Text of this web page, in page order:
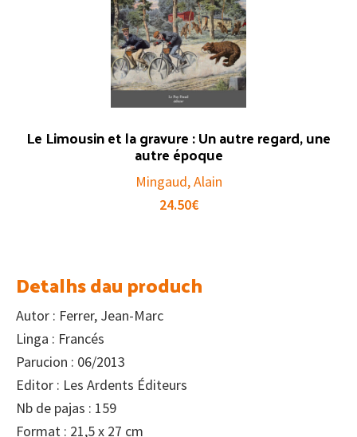
Le Limousin et la gravure : Un autre regard, une
autre époque
Mingaud, Alain
24.50€
Detalhs dau produch
Autor : Ferrer, Jean-Marc
Linga : Francés
Parucion : 06/2013
Editor : Les Ardents Éditeurs
Nb de pajas : 159
Format : 21,5 x 27 cm